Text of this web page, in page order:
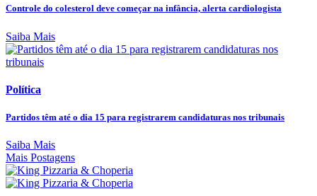
Controle do colesterol deve começar na infância, alerta cardiologista
Saiba Mais
Política
Partidos têm até o dia 15 para registrarem candidaturas nos tribunais
Saiba Mais
Mais Postagens